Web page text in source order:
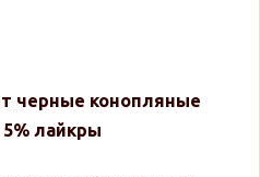
черные конопляные
5% лайкры